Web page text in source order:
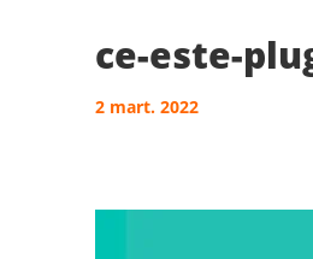
ce-este-
2 mart. 2022